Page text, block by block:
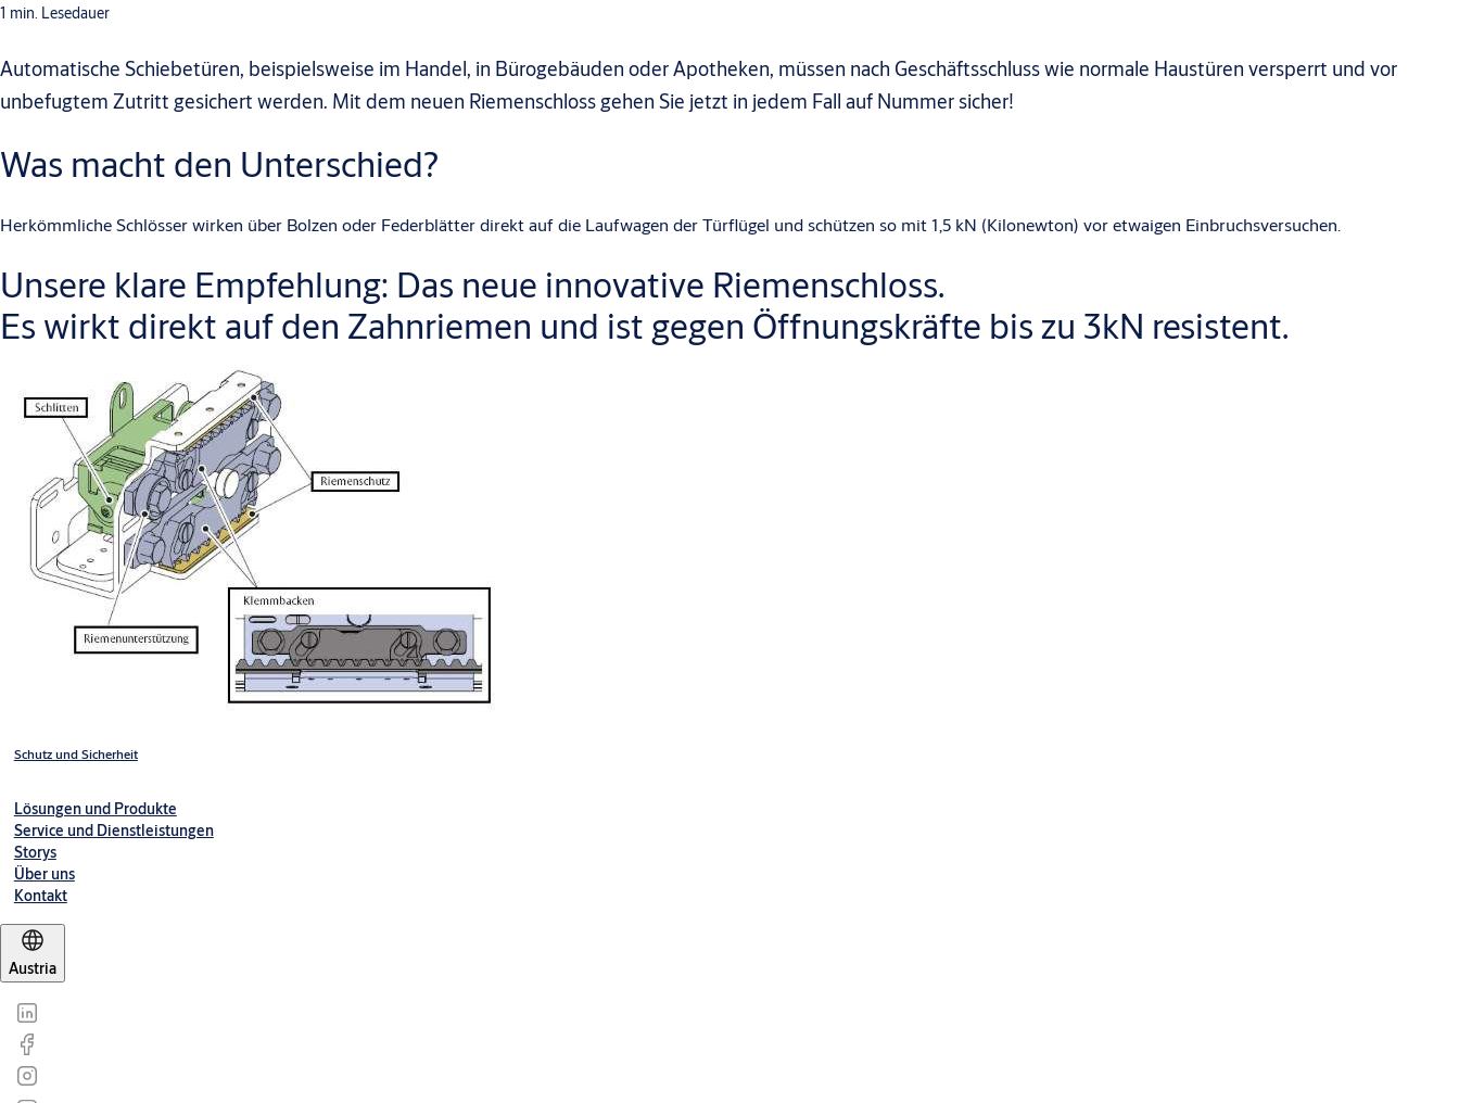
1 min. Lesedauer
Automatische Schiebetüren, beispielsweise im Handel, in Bürogebäuden oder Apotheken, müssen nach Geschäftsschluss wie normale Haustüren versperrt und vor
unbefugtem Zutritt gesichert werden. Mit dem neuen Riemenschloss gehen Sie jetzt in jedem Fall auf Nummer sicher!
Was macht den Unterschied?
Herkömmliche Schlösser wirken über Bolzen oder Federblätter direkt auf die Laufwagen der Türflügel und schützen so mit 1,5 kN (Kilonewton) vor etwaigen Einbruchsversuchen.
Unsere klare Empfehlung: Das neue innovative Riemenschloss.
Es wirkt direkt auf den Zahnriemen und ist gegen Öffnungskräfte bis zu 3kN resistent.
Schutz und Sicherheit
Lösungen und Produkte
Service und Dienstleistungen
Storys
Über uns
Kontakt
Austria